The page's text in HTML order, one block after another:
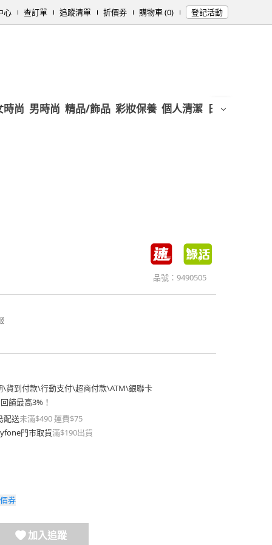
心 查訂單 追蹤清單 折價券 購物車 (0) 登記活動
時尚 男時尚 精品/飾品 彩妝保養 個人清潔 日用/紙品
品號： 9490505
\貨到付款\行動支付\超商付款\ATM\銀聯卡
饋最高3%！
配送未滿$490 運費$75
門市取貨滿$190出貨
券
加入追蹤